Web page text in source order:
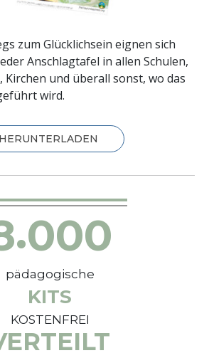
zum Glücklichsein eignen sich
Anschlagtafel in allen Schulen,
Kirchen und überall sonst, wo das
wird.
HERUNTERLADEN
.000
pädagogische
KITS
KOSTENFREI